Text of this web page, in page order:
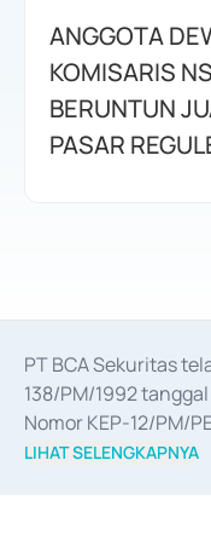
ANGGOTA
KOMISARIS
BERUNTUN
PASAR
PT BCA Sekuritas
138/PM/1992
Nomor KEP-12/PM/
merger, akuisisi,
LIHAT SELENGKAPNYA